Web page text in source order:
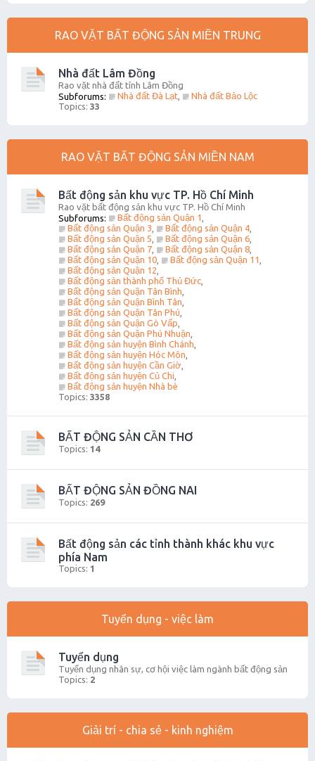
RAO VẶT BẤT ĐỘNG SẢN MIỀN TRUNG
Nhà đất Lâm Đồng
Rao vặt nhà đất tỉnh Lâm Đồng
Subforums:
Nhà đất Đà Lạt,
Nhà đất Bảo Lộc
Topics: 33
RAO VẶT BẤT ĐỘNG SẢN MIỀN NAM
Bất động sản khu vực TP. Hồ Chí Minh
Rao vặt bất động sản khu vực TP. Hồ Chí Minh
Subforums:
Bất động sản Quận 1,
Bất động sản Quận 3, Bất động sản Quận 4,
Bất động sản Quận 5, Bất động sản Quận 6,
Bất động sản Quận 7, Bất động sản Quận 8,
Bất động sản Quận 10, Bất động sản Quận 11,
Bất động sản Quận 12,
Bất động sản thành phố Thủ Đức,
Bất động sản Quận Tân Bình,
Bất động sản Quận Bình Tân,
Bất động sản Quận Tân Phú,
Bất động sản Quận Gò Vấp,
Bất động sản Quận Phú Nhuận,
Bất động sản huyện Bình Chánh,
Bất động sản huyện Hóc Môn,
Bất động sản huyện Cần Giờ,
Bất động sản huyện Củ Chi,
Bất động sản huyện Nhà bè
Topics: 3358
BẤT ĐỘNG SẢN CẦN THƠ
Topics: 14
BẤT ĐỘNG SẢN ĐỒNG NAI
Topics: 269
Bất động sản các tỉnh thành khác khu vực
phía Nam
Topics: 1
Tuyển dụng - việc làm
Tuyển dụng
Tuyển dụng nhân sự, cơ hội việc làm ngành bất động sản
Topics: 2
Giải trí - chia sẻ - kinh nghiệm